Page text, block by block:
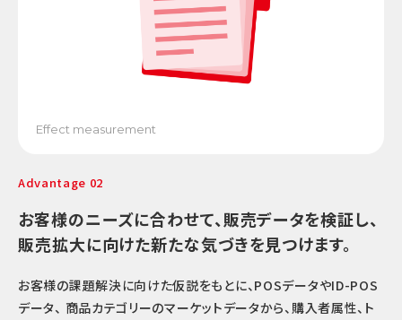
Effect measurement
Advantage 02
お客様のニーズに合わせて、販売データを検証し、
販売拡大に向けた新たな気づきを見つけます。
お客様の課題解決に向けた仮説をもとに、POSデータやID-POS
データ、 商品カテゴリーのマーケットデータから、購入者属性、ト